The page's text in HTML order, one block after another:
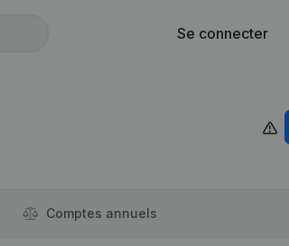
Se connecter
Comptes annuels